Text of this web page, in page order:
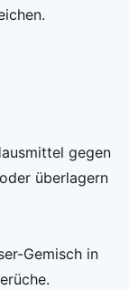
gegen
überlagern
Gemisch in